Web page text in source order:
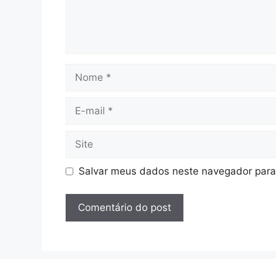
Nome
Site
Salvar meus dados neste navegador